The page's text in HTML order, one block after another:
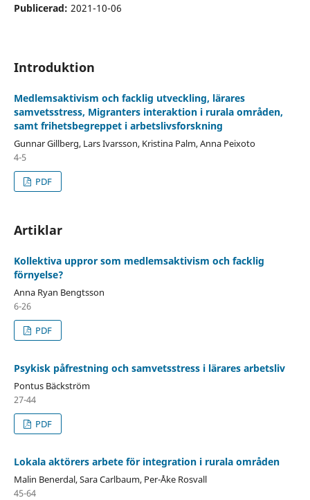
Publicerad: 2021-10-06
Introduktion
Medlemsaktivism och facklig utveckling, lärares
samvetsstress, Migranters interaktion i rurala områden,
samt frihetsbegreppet i arbetslivsforskning
Gunnar Gillberg, Lars Ivarsson, Kristina Palm, Anna Peixoto
4-5
PDF
Artiklar
Kollektiva uppror som medlemsaktivism och facklig
förnyelse?
Anna Ryan Bengtsson
6-26
PDF
Psykisk påfrestning och samvetsstress i lärares arbetsliv
Pontus Bäckström
27-44
PDF
Lokala aktörers arbete för integration i rurala områden
Malin Benerdal, Sara Carlbaum, Per-Åke Rosvall
45-64